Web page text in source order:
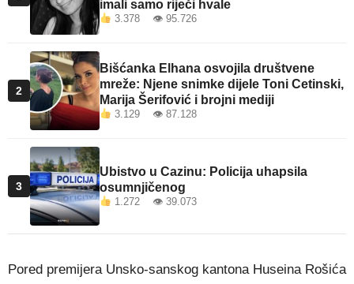
imali samo riječi hvale
3.378 👁 95.726
2
Bišćanka Elhana osvojila društvene
mreže: Njene snimke dijele Toni Cetinski,
Marija Šerifović i brojni mediji
3.129 👁 87.128
3
Ubistvo u Cazinu: Policija uhapsila
osumnjičenog
1.272 👁 39.073
Pored premijera Unsko-sanskog kantona Huseina Rošića